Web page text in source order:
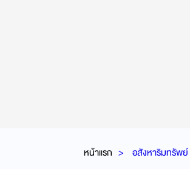
หน้าแรก อสังหาริมทรัพย์